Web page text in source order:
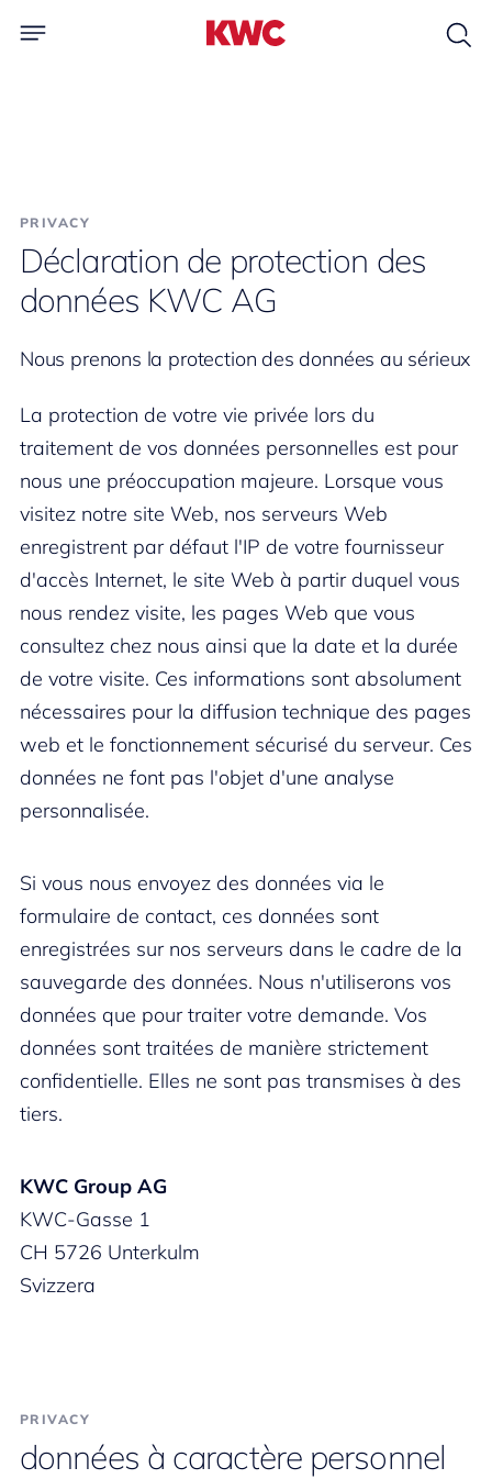
PRIVACY
Déclaration de protection des
données KWC AG
Nous prenons la protection des données au sérieux
La protection de votre vie privée lors du
traitement de vos données personnelles est pour
nous une préoccupation majeure. Lorsque vous
visitez notre site Web, nos serveurs Web
enregistrent par défaut l'IP de votre fournisseur
d'accès Internet, le site Web à partir duquel vous
nous rendez visite, les pages Web que vous
consultez chez nous ainsi que la date et la durée
de votre visite. Ces informations sont absolument
nécessaires pour la diffusion technique des pages
web et le fonctionnement sécurisé du serveur. Ces
données ne font pas l'objet d'une analyse
personnalisée.
Si vous nous envoyez des données via le
formulaire de contact, ces données sont
enregistrées sur nos serveurs dans le cadre de la
sauvegarde des données. Nous n'utiliserons vos
données que pour traiter votre demande. Vos
données sont traitées de manière strictement
confidentielle. Elles ne sont pas transmises à des
tiers.
KWC Group AG
KWC-Gasse 1
CH 5726 Unterkulm
Svizzera
PRIVACY
données à caractère personnel